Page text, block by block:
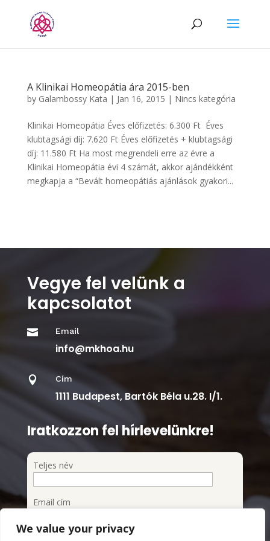
We value your privacy
A Klinikai Homeopátia ára 2015-ben
by Galambossy Kata | Jan 16, 2015 | Nincs kategória
Klinikai Homeopátia Éves előfizetés: 6.300 Ft Éves
klubtagsági díj: 7.620 Ft Éves előfizetés + klubtagsági
díj: 11.580 Ft Ha most megrendeli erre az évre a
Klinikai Homeopátia évi 4 számát, akkor ajándékként
megkapja a “Bevált homeopátiás ajánlások gyakori...
Vegye fel velünk a
kapcsolatot
 Email
info@mkhoa.hu
 Cím
1111 Budapest, Bartók Béla u.28. I/1.
Iratkozzon fel hírlevelünkre!
Teljes név
Email cím